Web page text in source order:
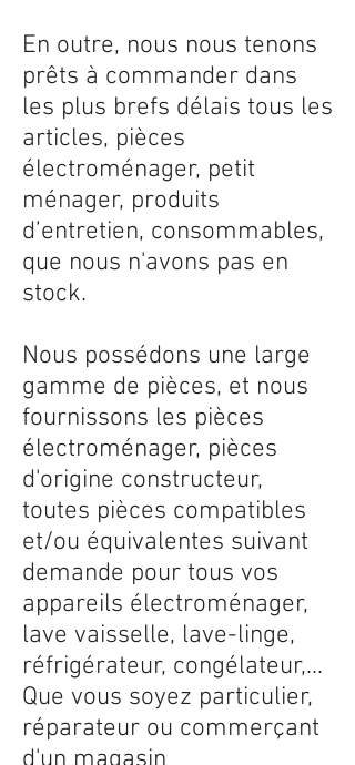
En outre, nous nous tenons
prêts à commander dans
les plus brefs délais tous les
articles, pièces
électroménager, petit
ménager, produits
d’entretien, consommables,
que nous n'avons pas en
stock.
Nous possédons une large
gamme de pièces, et nous
fournissons les pièces
électroménager, pièces
d'origine constructeur,
toutes pièces compatibles
et/ou équivalentes suivant
demande pour tous vos
appareils électroménager,
lave vaisselle, lave-linge,
réfrigérateur, congélateur,...
Que vous soyez particulier,
réparateur ou commerçant